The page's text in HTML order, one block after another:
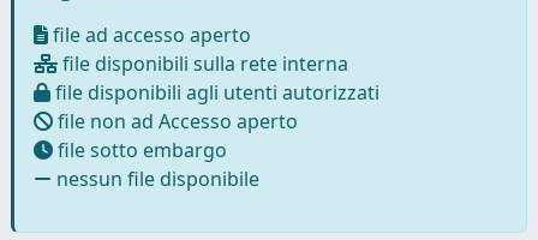
file ad accesso aperto
file disponibili sulla rete interna
file disponibili agli utenti autorizzati
file non ad Accesso aperto
file sotto embargo
nessun file disponibile